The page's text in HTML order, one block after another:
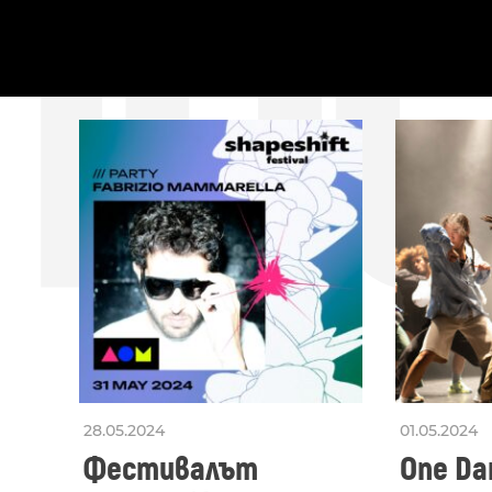
28.05.2024
Фестивалът
01.05.2024
One